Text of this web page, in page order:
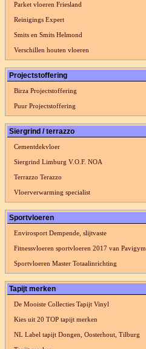
Parket vloeren Friesland
Reinigings Expert
Smits en Smits Helmond
Verschillen houten vloeren
Projectstoffering
Birza Projectstoffering
Puur Projectstoffering
Siergrind / terrazzo
Cementdekvloer
Siergrind Limburg V.O.F. NOA
Terrazzo Terazzo
Vloerverwarming specialist
Sportvloeren
Envirosport Dempende, slijtvaste
Fitnessvloeren sportvloeren 2017 van Pavigym
Sportvloeren Master Totaalinrichting
Tapijt merken
De Mooiste Collecties Tapijt Vinyl
Kies uit 20 TOP tapijt merken
NL Label tapijt Dongen, Oosterhout, Tilburg